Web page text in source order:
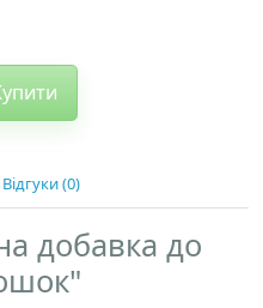
Відгуки (0)
добавка до